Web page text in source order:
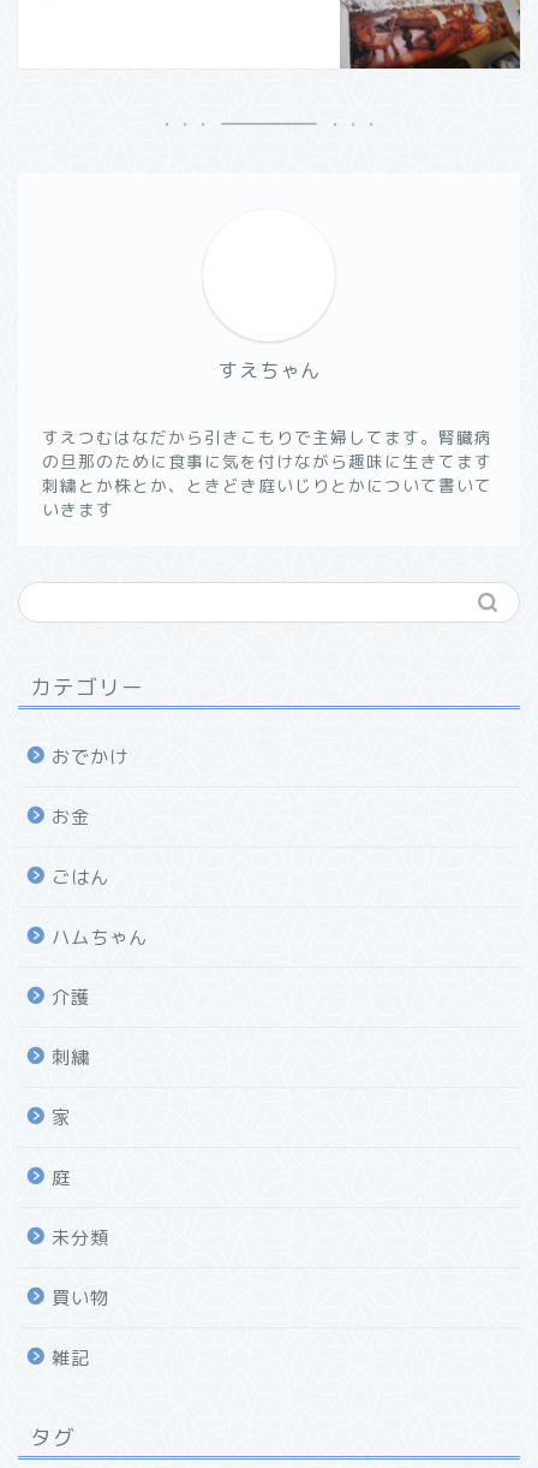
すえちゃん
すえつむはなだから引きこもりで主婦してます。腎臓病
の旦那のために食事に気を付けながら趣味に生きてます
刺繍とか株とか、ときどき庭いじりとかについて書いて
いきます
カテゴリー
おでかけ
お金
ごはん
ハムちゃん
介護
刺繍
家
庭
未分類
買い物
雑記
タグ